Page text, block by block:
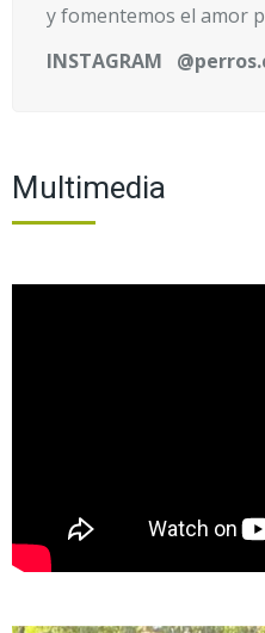
y fomentemos el amor
INSTAGRAM
Multimedia